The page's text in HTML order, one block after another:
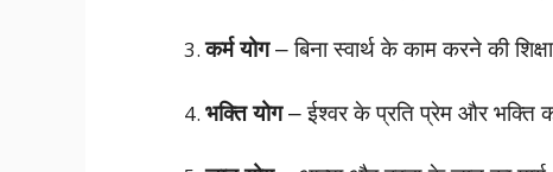
कर्म योग– बिना स्वार्थ के काम करने की
भक्ति योग– ईश्वर के प्रति प्रेम और भक्ति